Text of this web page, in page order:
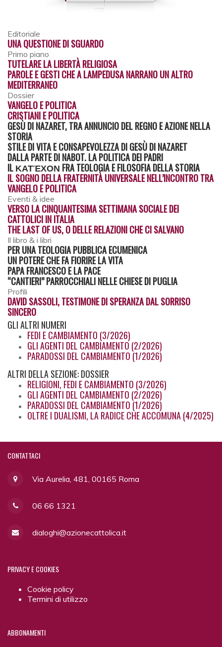
Editoriale
UNA QUESTIONE DI SGUARDO
Primo piano
TUTELARE LA LIBERTÀ RELIGIOSA
PAROLE E GESTI CHE A LAMPEDUSA NARRANO UN ALTRO
MEDITERRANEO
Dossier
VANGELO E POLITICA
CRISTIANI E POLITICA
GESÙ DI NAZARET, TRA ANNUNCIO DEL REGNO E AZIONE NELLA
STORIA
STILE DI VITA E CONSAPEVOLEZZA DI GESÙ DI NAZARET
DALLA PARTE DI NABOT. LA POLITICA DEI PADRI
IL ΚΑΤΈΧΟΝ FRA TEOLOGIA E FILOSOFIA DELLA STORIA
IL SOGNO DELLA FRATERNITÀ UNIVERSALE NELL’INCONTRO TRA
VANGELO E POLITICA
Eventi & idee
VERSO LA CINQUANTESIMA SETTIMANA SOCIALE DEI
CATTOLICI IN ITALIA
THE LAST OF US, O DELLE RELAZIONI CHE CI SALVANO
Il libro & i libri
PER UNA TEOLOGIA PUBBLICA ECUMENICA
UN POTERE CHE FA FIORIRE LA VITA
PAPA FRANCESCO E LA PACE
“CANTIERI” PARROCCHIALI NELLE CHIESE DI PUGLIA
Profili
DAVID SASSOLI, TESTIMONE DI SPERANZA DAL SORRISO
SINCERO
GLIALTRI NUMERI
FEDI E CAMBIAMENTO (3/2026)
GLI AGENTI DEL CAMBIAMENTO (2/2026)
PARADOSSI DEL CAMBIAMENTO (1/2026)
ALTRI DELLA SEZIONE: DOSSIER
RELIGIONI, FEDI E CAMBIAMENTO (3/2026)
GLI AGENTI DEL CAMBIAMENTO (2/2026)
PARADOSSI DEL CAMBIAMENTO (1/2026)
OLTRE I DUALISMI, LA RADICE CHE ACCOMUNA (4/2025)
CONTATTACI
Via Aurelia, 481, 00165 Roma
06 66 1321
dialoghi@azionecattolica.it
PRIVACYE COOKIES
Cookie policy
Termini di utilizzo
ABBONAMENTI